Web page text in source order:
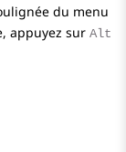
du menu
appuyez sur Alt